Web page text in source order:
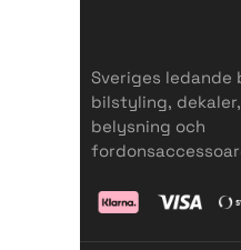
Sveriges ledande
bilstyling, dekaler,
belysning och